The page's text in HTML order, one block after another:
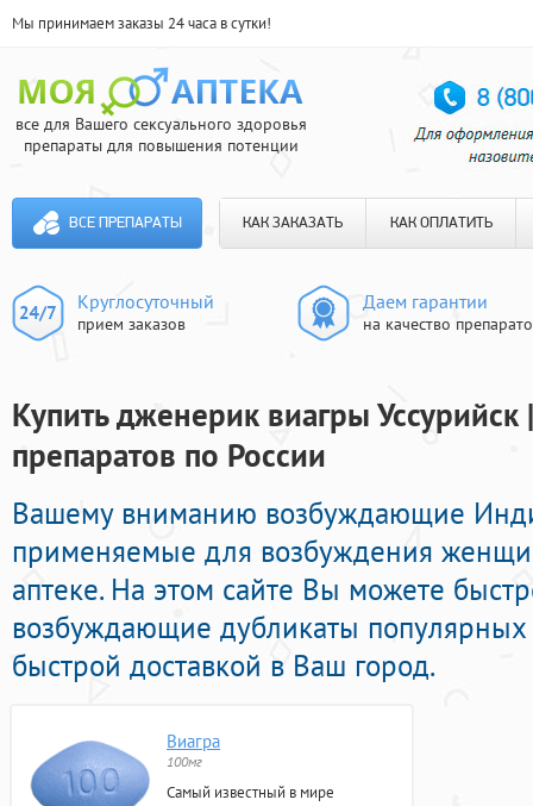
Мы принимаем заказы 24 часа в сутки!
все для Вашего сексуального здоровья
препараты для повышения потенции
ВСЕ ПРЕПАРАТЫ КАК ЗАКАЗАТЬ КАК ОПЛАТИТЬ
Круглосуточный
прием заказов
Даем гарантии
на качество
Купить дженерик виагры Уссурийск
препаратов по России
Вашему вниманию возбуждающие
применяемые для возбуждения
аптеке. На этом сайте Вы можете
возбуждающие дубликаты
быстрой доставкой в Ваш город.
Виагра
100мг
Самый известный в мире